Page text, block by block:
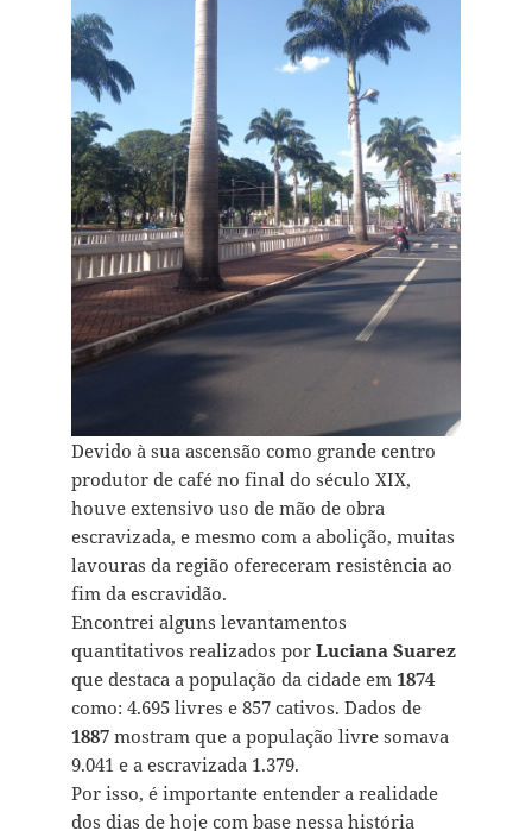
Devido à sua ascensão como grande centro
produtor de café no final do século XIX,
houve extensivo uso de mão de obra
escravizada, e mesmo com a abolição, muitas
lavouras da região ofereceram resistência ao
fim da escravidão.
Encontrei alguns levantamentos
quantitativos realizados por Luciana Suarez
que destaca a população da cidade em 1874
como: 4.695 livres e 857 cativos. Dados de
1887mostram que a população livre somava
9.041 e a escravizada 1.379.
Por isso, é importante entender a realidade
dos dias de hoje com base nessa história